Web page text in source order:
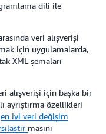
dili ile
veri alışverişi
için uygulamalarda,
XML şemaları
alışverişi için başka bir
ayrıştırma özellikleri
en iyi veri değişim
masını